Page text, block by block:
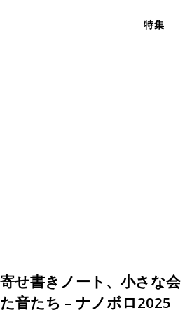
特集
せ書きノート、小さな会
音たち – ナノボロ2025